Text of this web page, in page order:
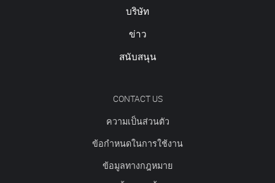
บริษัท
ข่าว
สนับสนุน
CONTACT US
ความเป็นส่วนตัว
ข้อกำหนดในการใช้งาน
ข้อมูลทางกฎหมาย